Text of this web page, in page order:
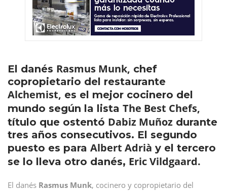
El danés Rasmus Munk, chef
copropietario del restaurante
Alchemist, es el mejor cocinero del
mundo según la lista The Best Chefs,
título que ostentó Dabiz Muñoz durante
tres años consecutivos. El segundo
puesto es para Albert Adrià y el tercero
se lo lleva otro danés, Eric Vildgaard.
El danés Rasmus Munk, cocinero y copropietario del